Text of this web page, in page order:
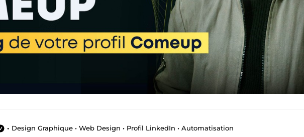
• Design Graphique • Web Design • Profil LinkedIn • Automatisation